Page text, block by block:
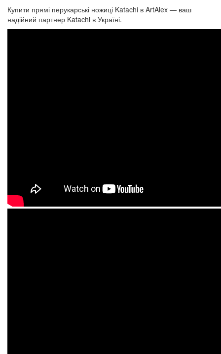
Купити прямі перукарські ножиці Katachi в ArtAlex — ваш
надійний партнер Katachi в Україні.